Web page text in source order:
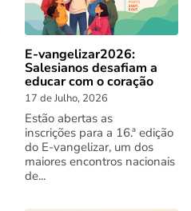
E-vangelizar2026:
Salesianos desafiam a
educar com o coração
17 de Julho, 2026
Estão abertas as
inscrições para a 16.ª edição
do E-vangelizar, um dos
maiores encontros nacionais
de...